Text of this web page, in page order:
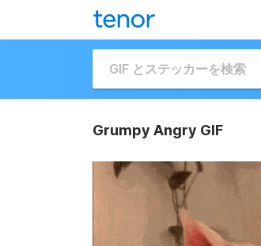
Grumpy Angry GIF